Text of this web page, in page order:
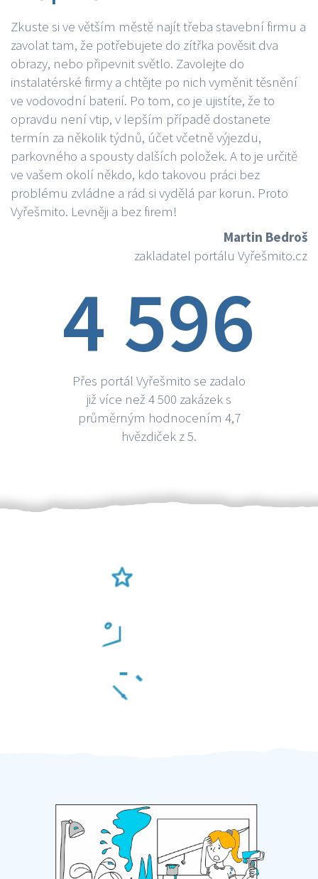
Zkuste si ve větším městě najít třeba stavební firmu a
zavolat tam, že potřebujete do zítřka pověsit dva
obrazy, nebo připevnit světlo. Zavolejte do
instalatérské firmy a chtějte po nich vyměnit těsnění
ve vodovodní baterií. Po tom, co je ujistíte, že to
opravdu není vtip, v lepším případě dostanete
termín za několik týdnů, účet včetně výjezdu,
parkovného a spousty dalších položek. A to je určitě
ve vašem okolí někdo, kdo takovou práci bez
problému zvládne a rád si vydělá par korun. Proto
Vyřešmito. Levněji a bez firem!
Martin Bedroš
zakladatel portálu Vyřešmito.cz
4 596
Přes portál Vyřešmito se zadalo
již více než 4 500 zakázek s
průměrným hodnocením 4,7
hvězdiček z 5.